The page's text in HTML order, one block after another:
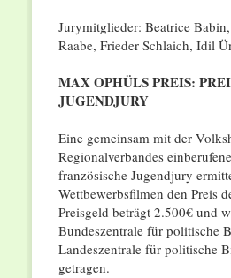
Jurymitglieder: Beatrice
Raabe, Frieder Schlaich, Idil
MAX OPHÜLS PREIS:
JUGENDJURY
Eine gemeinsam mit der
Regionalverbandes
französische Jugendjury
Wettbewerbsfilmen den Preis
Preisgeld beträgt 2.500€ und
Bundeszentrale für politische
Landeszentrale für politische
getragen.